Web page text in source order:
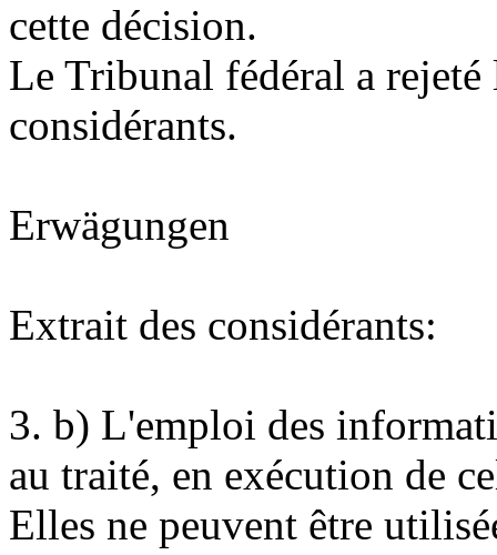
cette décision.
Le Tribunal fédéral a rejeté
considérants.
Erwägungen
Extrait des considérants:
3. b) L'emploi des
au traité, en exécution de
Elles ne peuvent être